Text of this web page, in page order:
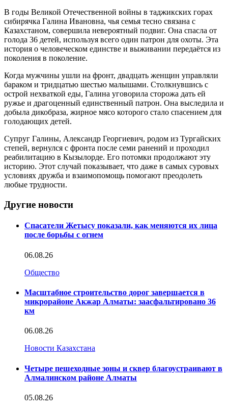
В годы Великой Отечественной войны в таджикских горах
сибирячка Галина Ивановна, чья семья тесно связана с
Казахстаном, совершила невероятный подвиг. Она спасла от
голода 36 детей, используя всего один патрон для охоты. Эта
история о человеческом единстве и выживании передаётся из
поколения в поколение.
Когда мужчины ушли на фронт, двадцать женщин управляли
бараком и тридцатью шестью малышами. Столкнувшись с
острой нехваткой еды, Галина уговорила сторожа дать ей
ружье и драгоценный единственный патрон. Она выследила и
добыла дикобраза, жирное мясо которого стало спасением для
голодающих детей.
Супруг Галины, Александр Георгиевич, родом из Тургайских
степей, вернулся с фронта после семи ранений и проходил
реабилитацию в Кызылорде. Его потомки продолжают эту
историю. Этот случай показывает, что даже в самых суровых
условиях дружба и взаимопомощь помогают преодолеть
любые трудности.
Другие новости
Спасатели Жетысу показали, как меняются их лица
после борьбы с огнем
06.08.26
Общество
Масштабное строительство дорог завершается в
микрорайоне Акжар Алматы: заасфальтировано 36
км
06.08.26
Новости Казахстана
Четыре пешеходные зоны и сквер благоустраивают в
Алмалинском районе Алматы
05.08.26